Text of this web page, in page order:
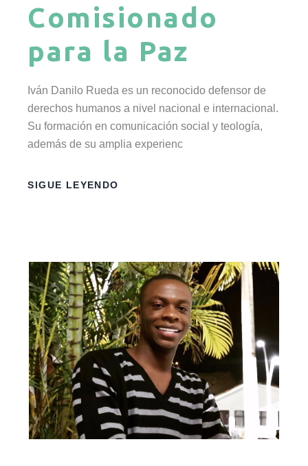
Comisionado
para la Paz
Iván Danilo Rueda es un reconocido defensor de
derechos humanos a nivel nacional e internacional.
Su formación en comunicación social y teología,
además de su amplia experienc
SIGUE LEYENDO